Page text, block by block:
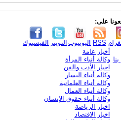
على:
الفيسبوك التويتر اليوتيوب RSS
أخبار عامة
وكالة أنباء المرأة
اخبار الأدب والفن
وكالة أنباء اليسار
وكالة أنباء العلمانية
وكالة أنباء العمال
وكالة أنباء حقوق الإنسان
اخبار الرياضة
اخبار الاقتصاد